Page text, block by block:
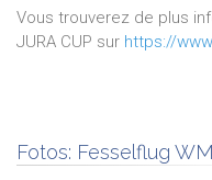
Vous trouverez de plus
JURA CUP sur https://
Fotos: Fesselflug